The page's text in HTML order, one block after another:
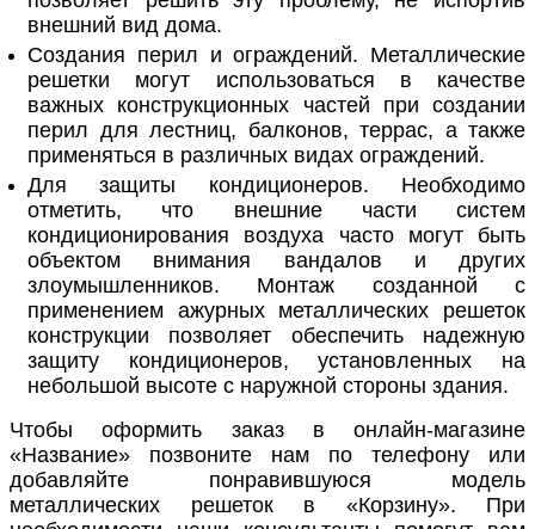
внешний вид дома.
Создания перил и ограждений. Металлические
решетки могут использоваться в качестве
важных конструкционных частей при создании
перил для лестниц, балконов, террас, а также
применяться в различных видах ограждений.
Для защиты кондиционеров. Необходимо
отметить, что внешние части систем
кондиционирования воздуха часто могут быть
объектом внимания вандалов и других
злоумышленников. Монтаж созданной с
применением ажурных металлических решеток
конструкции позволяет обеспечить надежную
защиту кондиционеров, установленных на
небольшой высоте с наружной стороны здания.
Чтобы оформить заказ в онлайн-магазине
«Название» позвоните нам по телефону или
добавляйте понравившуюся модель
металлических решеток в «Корзину». При